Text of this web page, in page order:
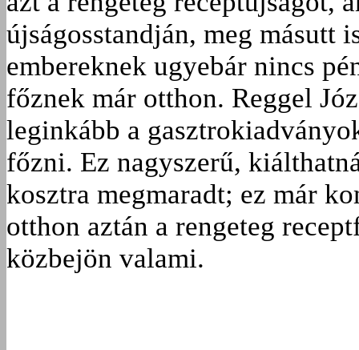
újságosstandján, meg másutt
embereknek ugyebár nincs
főznek már otthon. Reggel
leginkább a
főzni. Ez nagyszerű,
kosztra megmaradt; ez már
otthon aztán a rengeteg
közbejön valami.